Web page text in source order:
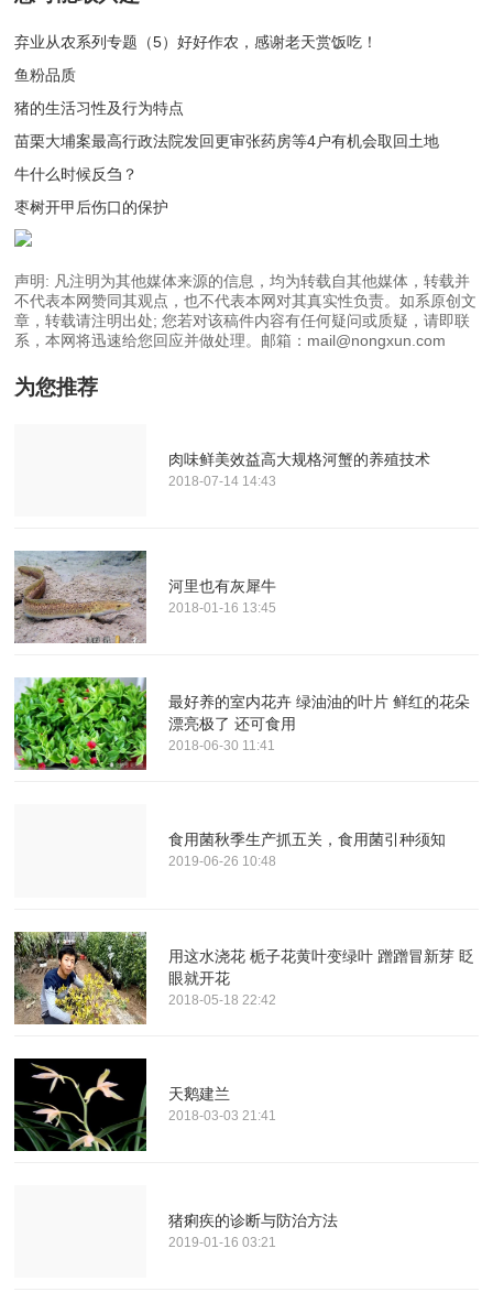
弃业从农系列专题（5）好好作农，感谢老天赏饭吃！
鱼粉品质
猪的生活习性及行为特点
苗栗大埔案最高行政法院发回更审张药房等4户有机会取回土地
牛什么时候反刍？
枣树开甲后伤口的保护
声明: 凡注明为其他媒体来源的信息，均为转载自其他媒体，转载并
不代表本网赞同其观点，也不代表本网对其真实性负责。如系原创文
章，转载请注明出处; 您若对该稿件内容有任何疑问或质疑，请即联
系，本网将迅速给您回应并做处理。邮箱：mail@nongxun.com
为您推荐
肉味鲜美效益高大规格河蟹的养殖技术
2018-07-14 14:43
河里也有灰犀牛
2018-01-16 13:45
最好养的室内花卉 绿油油的叶片 鲜红的花朵
漂亮极了 还可食用
2018-06-30 11:41
食用菌秋季生产抓五关，食用菌引种须知
2019-06-26 10:48
用这水浇花 栀子花黄叶变绿叶 蹭蹭冒新芽 眨
眼就开花
2018-05-18 22:42
天鹅建兰
2018-03-03 21:41
猪痢疾的诊断与防治方法
2019-01-16 03:21